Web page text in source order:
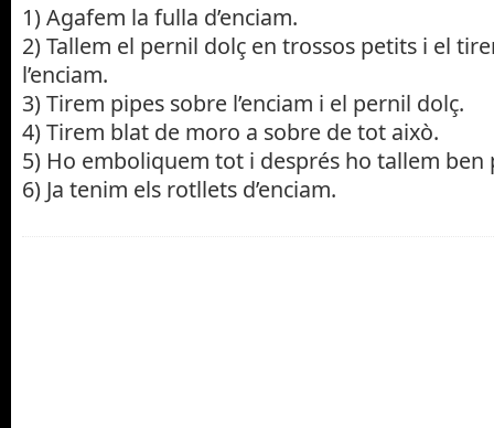
1) Agafem la fulla d’enciam.
2) Tallem el pernil dolç en trossos petits i el
l’enciam.
3) Tirem pipes sobre l’enciam i el pernil dolç.
4) Tirem blat de moro a sobre de tot això.
5) Ho emboliquem tot i després ho tallem ben
6) Ja tenim els rotllets d’enciam.